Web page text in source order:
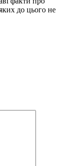
до цього не